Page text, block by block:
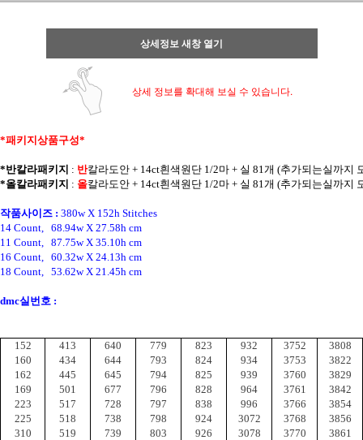
상세정보 새창 열기
상세 정보를 확대해 보실 수 있습니다.
*패키지상품구성*
*반칼라패키지 : 반칼라도안 + 14ct흰색원단 1/2마 + 실 81개 (추가되는실까지
*올칼라패키지 : 올칼라도안 + 14ct흰색원단 1/2마 + 실 81개 (추가되는실까지
작품사이즈 : 380w X 152h Stitches
14 Count,   68.94w X 27.58h cm
11 Count,   87.75w X 35.10h cm
16 Count,   60.32w X 24.13h cm
18 Count,   53.62w X 21.45h cm
dmc실번호 :
152 413 640 779 823 932 3752
3808
160
434 644 793 824 934 3753
3822
162
445 645 794 825 939 3760
3829
169
501 677 796 828 964 3761
3842
223
517 728 797 838 996 3766
3854
225
518 738 798 924 3072 3768
3856
310
519 739 803 926 3078 3770
3861